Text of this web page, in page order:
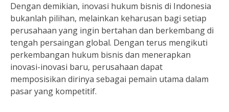
Dengan demikian, inovasi hukum bisnis di Indonesia
bukanlah pilihan, melainkan keharusan bagi setiap
perusahaan yang ingin bertahan dan berkembang di
tengah persaingan global. Dengan terus mengikuti
perkembangan hukum bisnis dan menerapkan
inovasi-inovasi baru, perusahaan dapat
memposisikan dirinya sebagai pemain utama dalam
pasar yang kompetitif.